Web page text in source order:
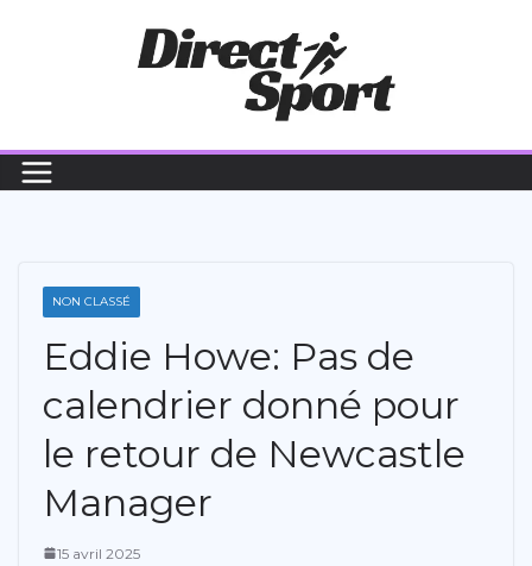
NON CLASSÉ
Eddie Howe: Pas de
calendrier donné pour
le retour de Newcastle
Manager
15 avril 2025